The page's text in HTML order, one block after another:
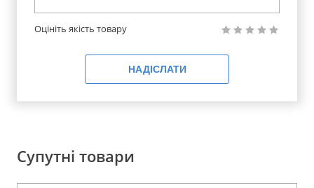
Оцініть якість товару
НАДІСЛАТИ
Супутні товари